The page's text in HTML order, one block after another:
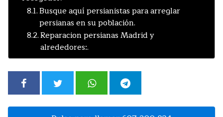
Busque aquí persianistas para arreglar
persianas en su población.
Reparacion persianas Madrid y
alrededores:.